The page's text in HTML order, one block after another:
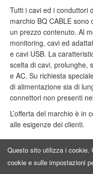
Tutti i cavi ed i conduttori
marchio BQ CABLE
un prezzo contenuto. Al
monitoring, cavi ed
e cavi USB. La
scelta di cavi, prolunghe,
e AC. Su richiesta
di alimentazione sia di
connettori non presenti
L’offerta del marchio è in
alle esigenze dei clienti.
Pagina principale Offerta
Questo sito utilizza i cookie.
cookie e sulle impostazioni